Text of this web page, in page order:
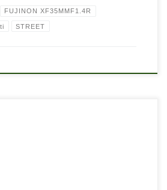
FUJINON XF35MMF1.4R
STREET